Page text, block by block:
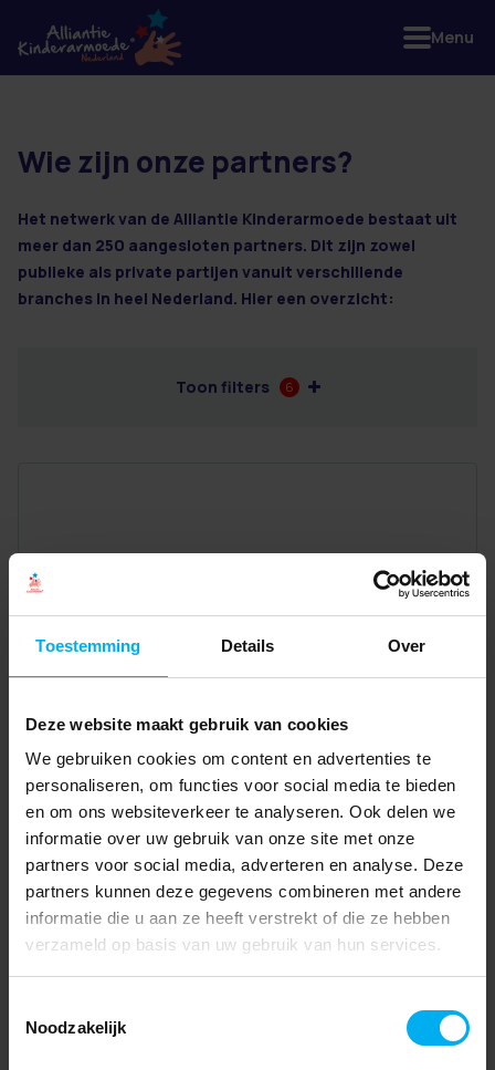
Toestemming Details Over
Deze website maakt gebruik van cookies
We gebruiken cookies om content en advertenties te
personaliseren, om functies voor social media te bieden
en om ons websiteverkeer te analyseren. Ook delen we
informatie over uw gebruik van onze site met onze
partners voor social media, adverteren en analyse. Deze
partners kunnen deze gegevens combineren met andere
informatie die u aan ze heeft verstrekt of die ze hebben
verzameld op basis van uw gebruik van hun services.
Noodzakelijk
2 resultaten
Wie zijn onze partners?
Het netwerk van de Alliantie Kinderarmoede bestaat uit
meer dan 250 aangesloten partners. Dit zijn zowel
publieke als private partijen vanuit verschillende
branches in heel Nederland. Hier een overzicht:
Toon filters 6
Menu